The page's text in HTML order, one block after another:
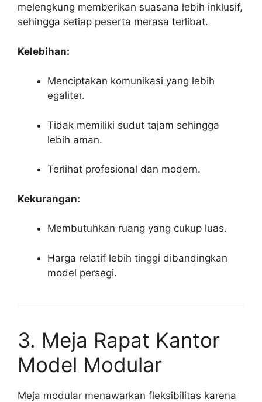
melengkung memberikan suasana lebih inklusif,
sehingga setiap peserta merasa terlibat.
Kelebihan:
Menciptakan komunikasi yang lebih
egaliter.
Tidak memiliki sudut tajam sehingga
lebih aman.
Terlihat profesional dan modern.
Kekurangan:
Membutuhkan ruang yang cukup luas.
Harga relatif lebih tinggi dibandingkan
model persegi.
3. Meja Rapat Kantor
Model Modular
Meja modular menawarkan fleksibilitas karena